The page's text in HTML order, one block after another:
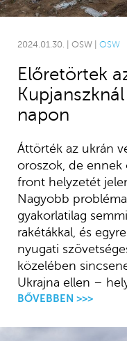
2024.01.30. | OSW | OSW
Előretörtek
napon
Áttörték az ukrán
oroszok, de ennek
front helyzetét
Nagyobb
gyakorlatilag
rakétákkal, és
nyugati
közelében
Ukrajna ellen –
BŐVEBBEN >>>